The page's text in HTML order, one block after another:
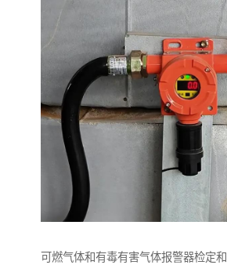
可燃气体和有毒有害气体报警器检定